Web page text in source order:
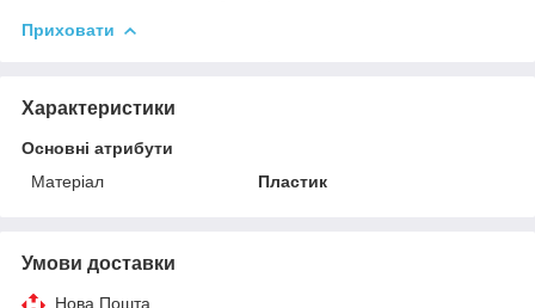
Приховати
Характеристики
Основні атрибути
Матеріал
Пластик
Умови доставки
Нова Пошта